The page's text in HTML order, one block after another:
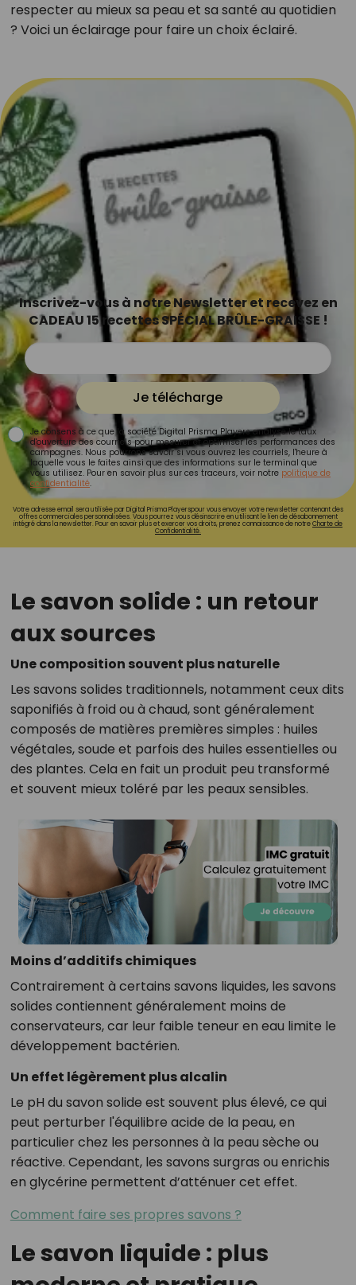
respecter au mieux sa peau et sa santé au quotidien
? Voici un éclairage pour faire un choix éclairé.
Inscrivez-vous à notre Newsletter et recevez en
CADEAU 15 recettes SPÉCIAL BRÛLE-GRAISSE !
Je télécharge
Je consens à ce que la société Digital Prisma Players analyse le taux
d'ouverture des courriels pour mesurer et optimiser les performances des
campagnes. Nous pourrons savoir si vous ouvrez les courriels, l'heure à
laquelle vous le faites ainsi que des informations sur le terminal que
vous utilisez. Pour en savoir plus sur ces traceurs, voir notre politique de
confidentialité.
Votre adresse email sera utilisée par Digital Prisma Playerspour vous envoyer votre newsletter contenant des
offres commerciales personnalisées. Vous pourrez vous désinscrire en utilisant le lien de désabonnement
intégré dans la newsletter. Pour en savoir plus et exercer vos droits, prenez connaissance de notreCharte de
Confidentialité.
Le savon solide : un retour
aux sources
Une composition souvent plus naturelle
Les savons solides traditionnels, notamment ceux dits
saponifiés à froid ou à chaud, sont généralement
composés de matières premières simples : huiles
végétales, soude et parfois des huiles essentielles ou
des plantes. Cela en fait un produit peu transformé
et souvent mieux toléré par les peaux sensibles.
Moins d’additifs chimiques
Contrairement à certains savons liquides, les savons
solides contiennent généralement moins de
conservateurs, car leur faible teneur en eau limite le
développement bactérien.
Un effet légèrement plus alcalin
Le pH du savon solide est souvent plus élevé, ce qui
peut perturber l'équilibre acide de la peau, en
particulier chez les personnes à la peau sèche ou
réactive. Cependant, les savons surgras ou enrichis
en glycérine permettent d’atténuer cet effet.
Comment faire ses propres savons ?
Le savon liquide : plus